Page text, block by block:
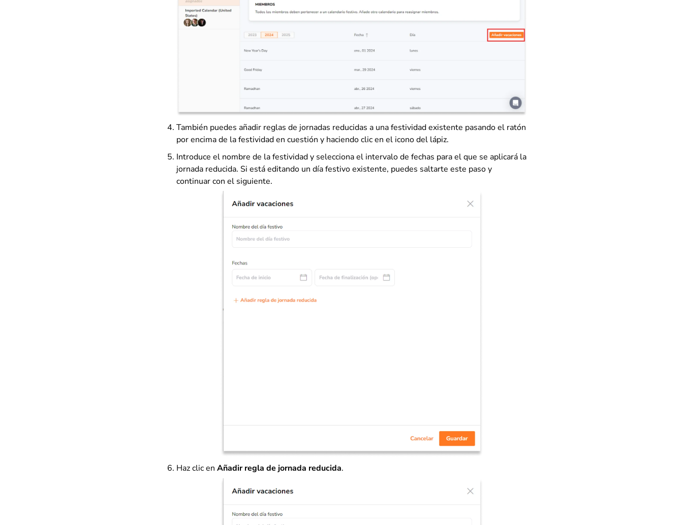
También puedes añadir reglas de jornadas reducidas a una festividad existente pasando el ratón
por encima de la festividad en cuestión y haciendo clic en el icono del lápiz.
Introduce el nombre de la festividad y selecciona el intervalo de fechas para el que se aplicará la
jornada reducida. Si está editando un día festivo existente, puedes saltarte este paso y
continuar con el siguiente.
Haz clic en Añadir regla de jornada reducida.